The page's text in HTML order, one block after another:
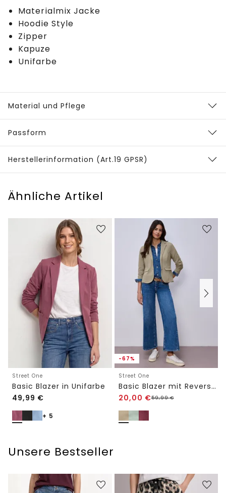
Materialmix Jacke
Hoodie Style
Zipper
Kapuze
Unifarbe
Material und Pflege
Passform
Herstellerinformation (Art.19 GPSR)
Ähnliche Artikel
Street One
Basic Blazer in Unifarbe
49,99 €
+ 5
-67%
Street One
Basic Blazer mit Reverskragen
20,00 €59,99€
Unsere Bestseller